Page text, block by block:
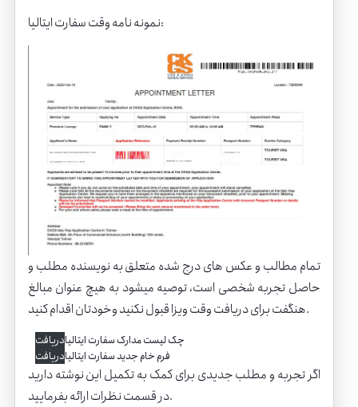
نمونه نامه وقت سفارت ایتالیا:
تمام مطالب و عکس های درج شده متعلق به نویسنده مطلب و
حاصل تجربه شخصی است، توصیه میشود به هیچ عنوان مبالغ
هنگفت برای دریافت وقت ویزا قبول نکنید وخودتان اقدام کنید.
چک لیست مدارک سفارت ایتالیادریافت
فرم خام جدید سفارت ایتالیادریافت
اگر تجربه و مطلب جدیدی برای کمک به تکمیل این نوشته دارید
در قسمت نظرات ارائه بفرمایید.